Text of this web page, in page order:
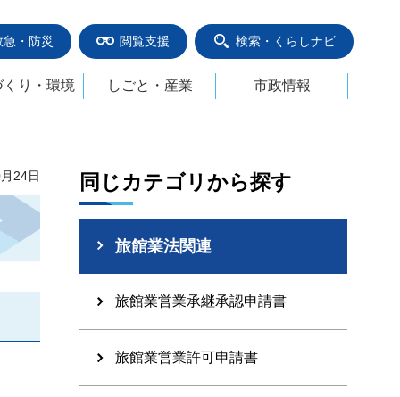
急・防災 閲覧支援 検索・くらしナビ
くり・環境 しごと・産業 市政情報
24日 同じカテゴリから探す
旅館業法関連
旅館業営業承継承認申請書
旅館業営業許可申請書